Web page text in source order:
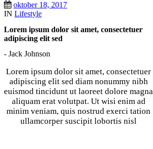
oktober 18, 2017
IN Lifestyle
Lorem ipsum dolor sit amet, consectetuer
adipiscing elit sed
- Jack Johnson
Lorem ipsum dolor sit amet, consectetuer
adipiscing elit sed diam nonummy nibh
euismod tincidunt ut laoreet dolore magna
aliquam erat volutpat. Ut wisi enim ad
minim veniam, quis nostrud exerci tation
ullamcorper suscipit lobortis nisl